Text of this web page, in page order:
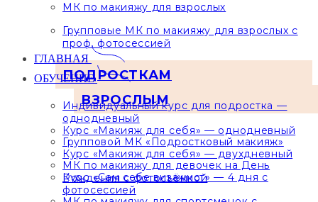
МК по макияжу для взрослых
Групповые МК по макияжу для взрослых с
проф. фотосессией
ПОДРОСТКАМ
Индивидуальный курс для подростка —
однодневный
Групповой МК «Подростковый макияж»
МК по макияжу для девочек на День
Рождения с фотосъёмкой
ГЛАВНАЯ
ОБУЧЕНИЕ
ВЗРОСЛЫМ
Курс «Макияж для себя» — однодневный
Курс «Макияж для себя» — двухдневный
Курс «Сам себе визажист» — 4 дня с
фотосессией